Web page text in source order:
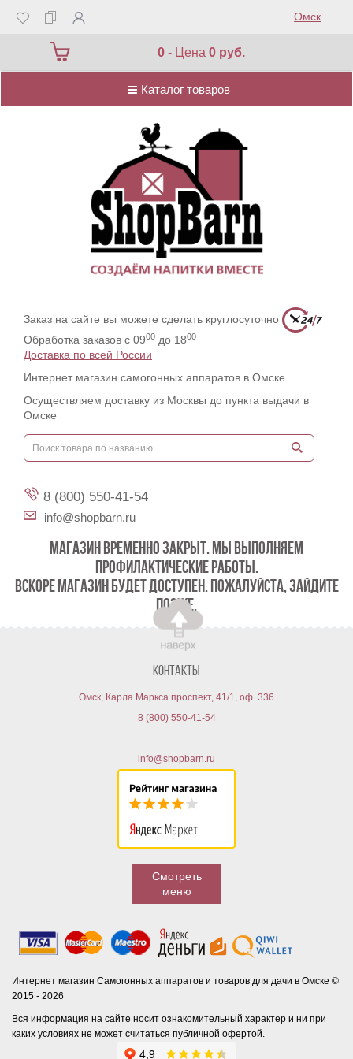
Омск
0 - Цена0 руб.
Каталог товаров
Каталог товаров
Заказ на сайте вы можете сделать круглосуточно
Обработка заказов с 0900 до 1800
Доставка по всей России
Интернет магазин самогонных аппаратов в Омске
Осуществляем доставку из Москвы до пункта выдачи в
Омске
8 (800) 550-41-54
info@shopbarn.ru
МАГАЗИН ВРЕМЕННО ЗАКРЫТ. МЫ ВЫПОЛНЯЕМ
ПРОФИЛАКТИЧЕСКИЕ РАБОТЫ.
ВСКОРЕ МАГАЗИН БУДЕТ ДОСТУПЕН. ПОЖАЛУЙСТА, ЗАЙДИТЕ
ПОЗЖЕ.
Контакты
Омск, Карла Маркса проспект, 41/1, оф. 336
8 (800) 550-41-54
info@shopbarn.ru
Смотреть
меню
Интернет магазин Самогонных аппаратов и товаров для дачи в Омске ©
2015 - 2026
Вся информация на сайте носит ознакомительный характер и ни при
каких условиях не может считаться публичной офертой.